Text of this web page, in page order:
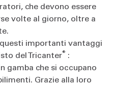
che devono essere
volte al giorno, oltre a
importanti vantaggi
del Tricanter® :
gamba che si occupano
Grazie alla loro